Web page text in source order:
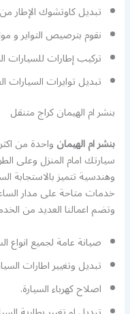
تبديل كاوتشوك الإطار
نقوم بترصيص التواير و
تركيب إطارات للسيارات
تبديل توايرات السيارات
بنشر ام الهيمان كراج متنقل
بنشر ام الهيمانواحدة من
سيارتك امام المنزل وعلى
وهندسية تتميز بالاستجابة
خدمات متاحة على مدار
وتضم اعمالنا العديد من
صيانة عامة لجميع انواع
تبديل وتغيير اطارات
اصلاح كهرباء السيارة.